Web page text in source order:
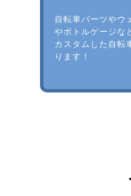
自転車パーツやウ
やボトルゲージな
カスタムした自転
ります！